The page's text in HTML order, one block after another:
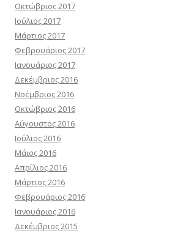
Οκτώβριος 2017
Ιούλιος 2017
Μάρτιος 2017
Φεβρουάριος 2017
Ιανουάριος 2017
Δεκέμβριος 2016
Νοέμβριος 2016
Οκτώβριος 2016
Αύγουστος 2016
Ιούλιος 2016
Μάιος 2016
Απρίλιος 2016
Μάρτιος 2016
Φεβρουάριος 2016
Ιανουάριος 2016
Δεκέμβριος 2015